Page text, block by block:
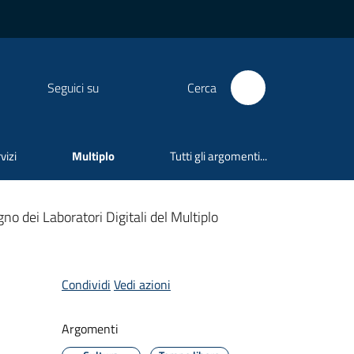
Seguici su Cerca
Multiplo Tutti gli argomenti...
dei Laboratori Digitali del Multiplo
Condividi Vedi azioni
Argomenti